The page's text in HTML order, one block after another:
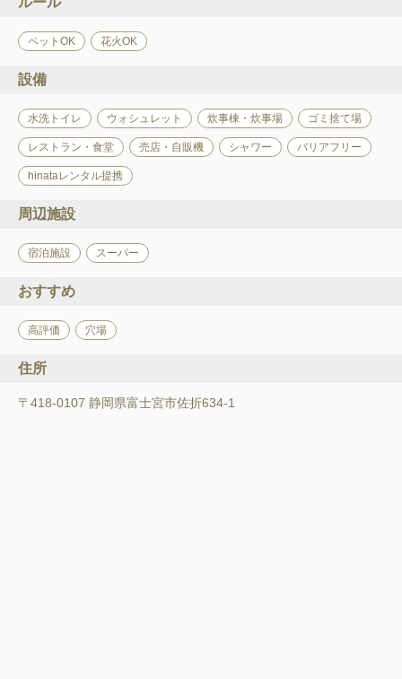
ペットOK 花火OK
設備
水洗トイレ ウォシュレット 炊事棟・炊事場 ゴミ捨て場
レストラン・食堂 売店・自販機 シャワー バリアフリー
hinataレンタル提携
周辺施設
宿泊施設 スーパー
おすすめ
高評価 穴場
住所
〒418-0107 静岡県富士宮市佐折634-1